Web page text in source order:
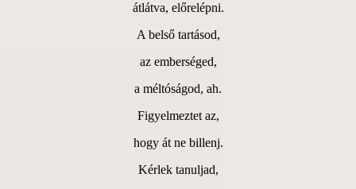
átlátva, előrelépni.
A belső tartásod,
az emberséged,
a méltóságod, ah.
Figyelmeztet az,
hogy át ne billenj.
Kérlek tanuljad,